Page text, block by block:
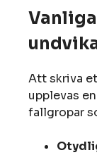
Att skriva
upplevas
fallgropar